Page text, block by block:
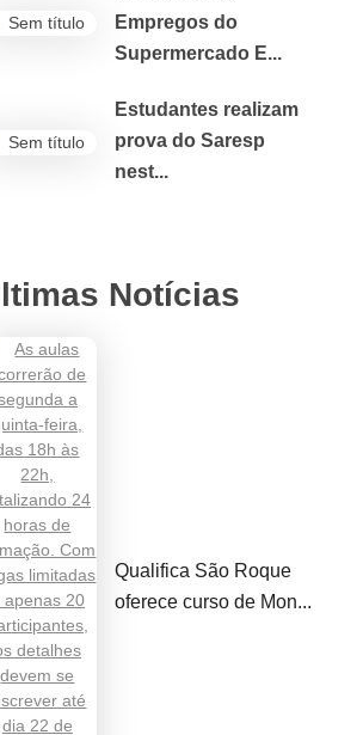
Empregos do
Supermercado E...
Estudantes realizam
prova do Saresp
nest...
Notícias
Qualifica São Roque
oferece curso de Mon...